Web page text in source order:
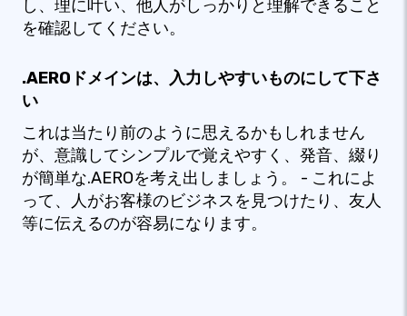
し、理に叶い、他人がしっかりと理解できること
を確認してください。
.AEROドメインは、入力しやすいものにして下さ
い
これは当たり前のように思えるかもしれません
が、意識してシンプルで覚えやすく、発音、綴り
が簡単な.AEROを考え出しましょう。 - これによ
って、人がお客様のビジネスを見つけたり、友人
等に伝えるのが容易になります。